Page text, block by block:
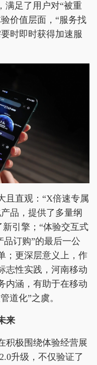
满足了用户对“被重
价值层面，“服务找
时即时获得加速服
且直观：“X倍速专属
品，提供了多量纲
引擎；“体验交互式
品订购”的最后一公
；更深层意义上，作
志性实践，河南移动
内涵，有助于在移动
道化”之虞。
来
积极围绕体验经营展
升级，不仅验证了